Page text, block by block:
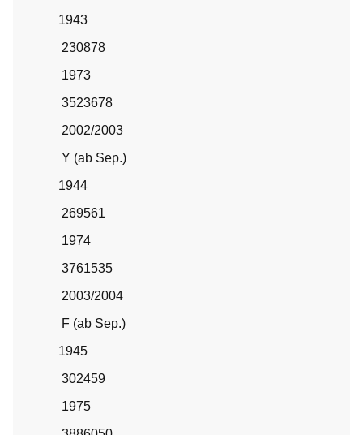
1943
230878
1973
3523678
2002/2003
Y (ab Sep.)
1944
269561
1974
3761535
2003/2004
F (ab Sep.)
1945
302459
1975